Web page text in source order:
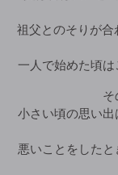
祖父とのそりが合
一人で始めた頃は
そ
小さい頃の思い
悪いことをした